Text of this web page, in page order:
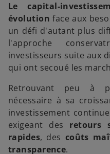
Le capital-
évolution face aux
un défi d'autant plus
l'approche
investisseurs suite aux
qui ont secoué les
Retrouvant peu à
nécessaire à sa
investissement
exigeant des retours
rapides, des coûts
transparence.